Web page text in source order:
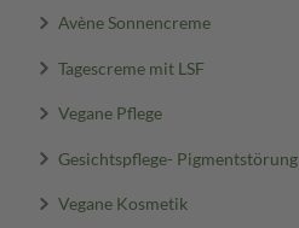
Avène Sonnencreme
Tagescreme mit LSF
Vegane Pflege
Gesichtspflege- Pigmentstörung
Vegane Kosmetik